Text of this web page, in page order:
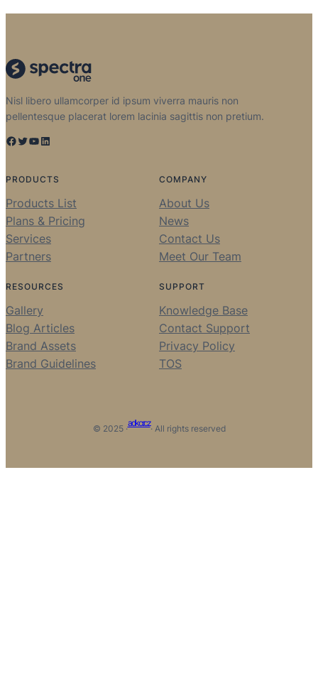
Nisl libero ullamcorper id ipsum viverra mauris non
pellentesque placerat lorem lacinia sagittis non pretium.
Facebook Twitter YouTube LinkedIn
PRODUCTS
Products List
Plans & Pricing
Services
Partners
COMPANY
About Us
News
Contact Us
Meet Our Team
RESOURCES
Gallery
Blog Articles
Brand Assets
Brand Guidelines
SUPPORT
Knowledge Base
Contact Support
Privacy Policy
TOS
© 2025 ·
adkcr.cz
· All rights reserved